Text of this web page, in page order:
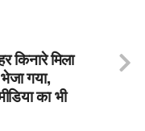
किनारे मिला
गया,
का भी